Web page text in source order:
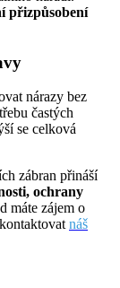
přizpůsobení
nárazy bez
častých
se celková
zábran přináší
ochrany
máte zájem o
náš